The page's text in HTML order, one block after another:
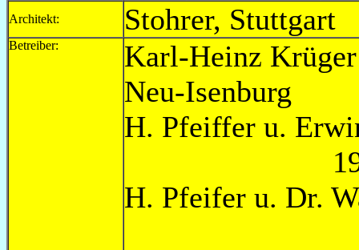
Architekt: Stohrer, Stuttgart
Betreiber:
Karl-Heinz
Neu-Isenburg
H.
1955-
H. Pfeifer u.